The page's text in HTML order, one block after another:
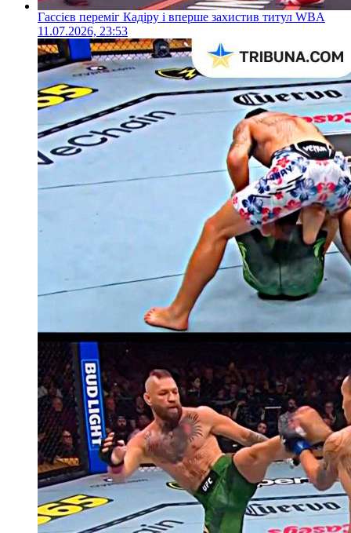
Гассієв переміг Кадіру і вперше захистив титул WBA
11.07.2026, 23:53